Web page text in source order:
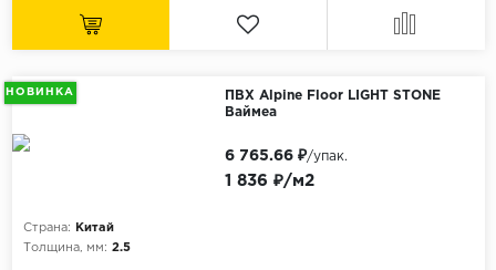
НОВИНКА
ПВХ Alpine Floor LIGHT STONE
Ваймеа
Страна:
Китай
Толщина, мм: 2.5
1 836 ₽/м2
6 765.66 ₽/упак.